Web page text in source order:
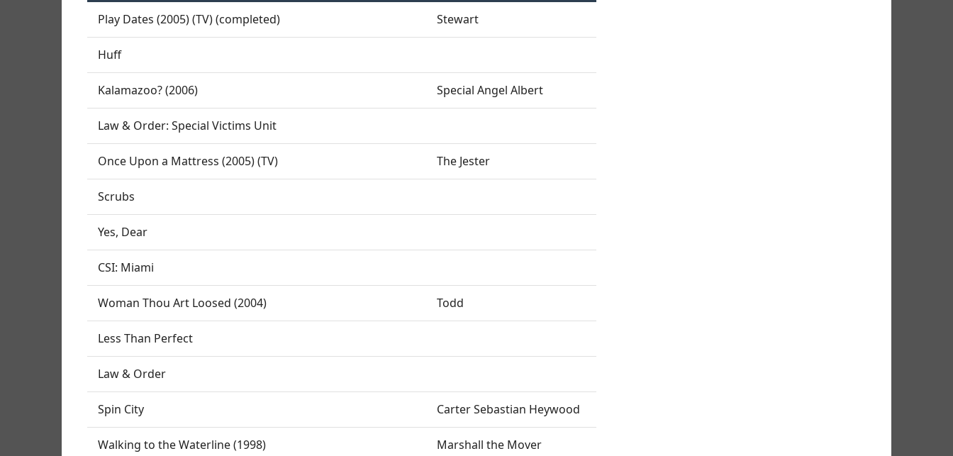
Play Dates (2005) (TV) (completed) Stewart
Huff
Kalamazoo? (2006) Special Angel Albert
Law & Order: Special Victims Unit
Once Upon a Mattress (2005) (TV) The Jester
Scrubs
Yes, Dear
CSI: Miami
Woman Thou Art Loosed (2004) Todd
Less Than Perfect
Law & Order
Spin City Carter Sebastian Heywood
Walking to the Waterline (1998) Marshall the Mover